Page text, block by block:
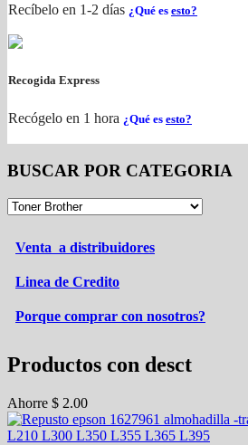
Recíbelo en 1-2 días ¿Qué es esto?
Recogida Express
Recógelo en 1 hora ¿Qué es esto?
BUSCAR POR CATEGORIA
Venta a distribuidores
Linea de Credito
Porque comprar con nosotros?
Productos con desct
Ahorre $ 2.00